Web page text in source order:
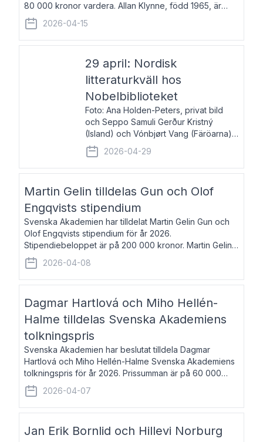
80 000 kronor vardera. Allan Klynne, född 1965, är
arkeolog, författare, översättare och fil.dr i antikens
kultur och samhällsliv. Ut
2026-04-15
29 april: Nordisk
litteraturkväll hos
Nobelbiblioteket
Foto: Ana Holden-Peters, privat bild
och Seppo Samuli Gerður Kristný
(Island) och Vónbjørt Vang (Färöarna)
läser ur sina verk och samtalar med
John Swedenmark. De läser upp på
färöiska, isländska och svenska och
2026-04-29
Martin Gelin tilldelas Gun och Olof
Engqvists stipendium
Svenska Akademien har tilldelat Martin Gelin Gun och
Olof Engqvists stipendium för år 2026.
Stipendiebeloppet är på 200 000 kronor. Martin Gelin,
född 1978, är journalist och författare. Han lever
numera i Paris men var under många år bosat
2026-04-08
Dagmar Hartlová och Miho Hellén-
Halme tilldelas Svenska Akademiens
tolkningspris
Svenska Akademien har beslutat tilldela Dagmar
Hartlová och Miho Hellén-Halme Svenska Akademiens
tolkningspris för år 2026. Prissumman är på 60 000
kronor var. Dagmar Hartlová, född 1951, översätter
huvudsakligen från svenska till tjeckiska
2026-04-07
Jan Erik Bornlid och Hillevi Norburg